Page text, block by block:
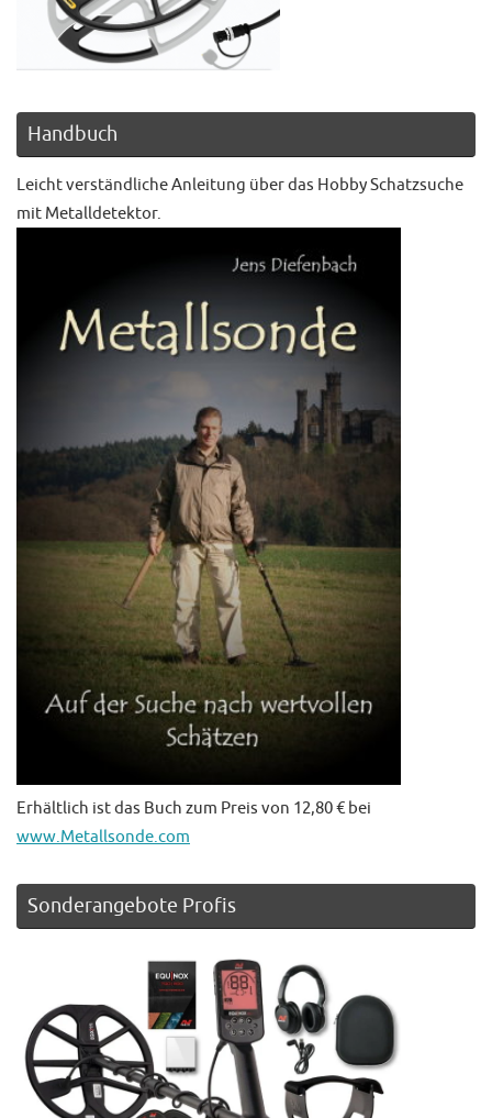
Handbuch
Leicht verständliche Anleitung über das Hobby Schatzsuche
mit Metalldetektor.
Erhältlich ist das Buch zum Preis von 12,80 € bei
www.Metallsonde.com
Sonderangebote Profis